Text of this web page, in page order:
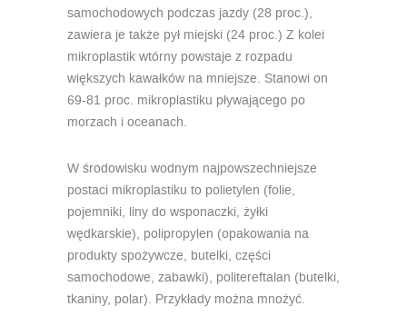
samochodowych podczas jazdy (28 proc.),
zawiera je także pył miejski (24 proc.) Z kolei
mikroplastik wtórny powstaje z rozpadu
większych kawałków na mniejsze. Stanowi on
69-81 proc. mikroplastiku pływającego po
morzach i oceanach.
W środowisku wodnym najpowszechniejsze
postaci mikroplastiku to polietylen (folie,
pojemniki, liny do wsponaczki, żyłki
wędkarskie), polipropylen (opakowania na
produkty spożywcze, butelki, części
samochodowe, zabawki), politereftalan (butelki,
tkaniny, polar). Przykłady można mnożyć.